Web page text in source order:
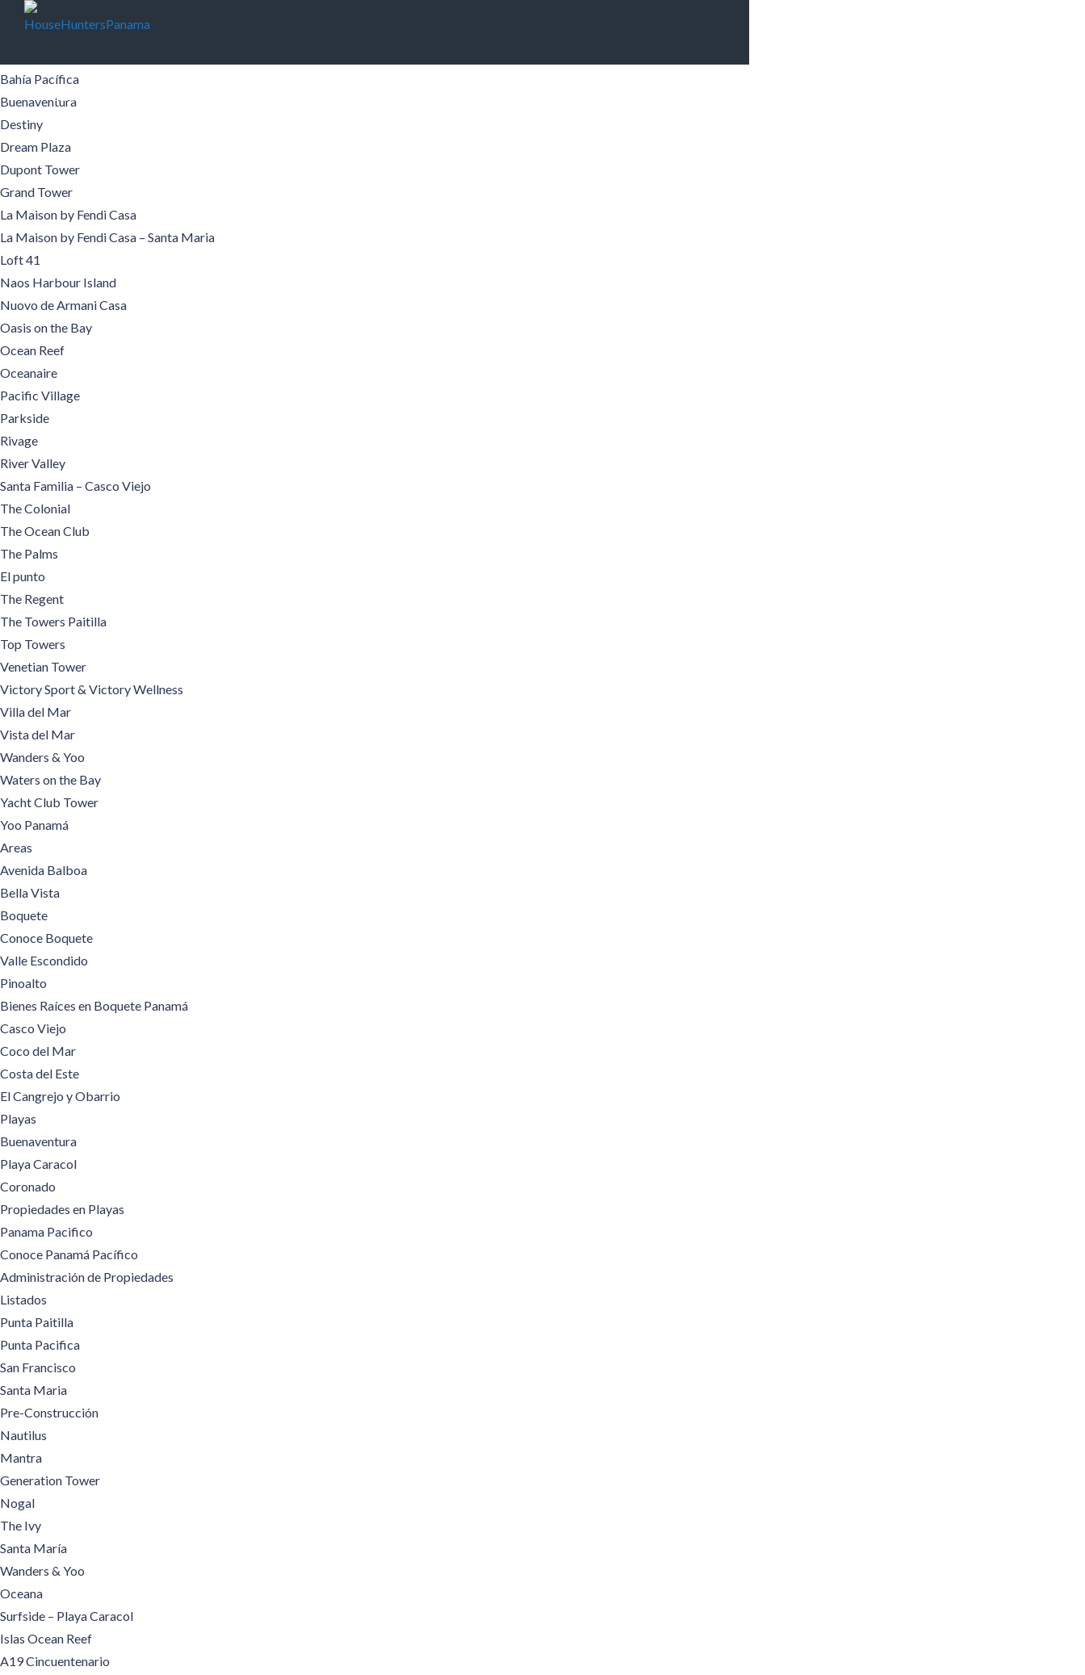
Edificios
Edificios
Aqualina
Bahía Pacífica
Buenaventura
Destiny
Dream Plaza
Dupont Tower
Grand Tower
La Maison by Fendi Casa
La Maison by Fendi Casa – Santa Maria
Loft 41
Naos Harbour Island
Nuovo de Armani Casa
Oasis on the Bay
Ocean Reef
Oceanaire
Pacific Village
Parkside
Rivage
River Valley
Santa Familia – Casco Viejo
The Colonial
The Ocean Club
The Palms
El punto
The Regent
The Towers Paitilla
Top Towers
Venetian Tower
Victory Sport & Victory Wellness
Villa del Mar
Vista del Mar
Wanders & Yoo
Waters on the Bay
Yacht Club Tower
Yoo Panamá
Areas
Avenida Balboa
Bella Vista
Boquete
Conoce Boquete
Valle Escondido
Pinoalto
Bienes Raíces en Boquete Panamá
Casco Viejo
Coco del Mar
Costa del Este
El Cangrejo y Obarrio
Playas
Buenaventura
Playa Caracol
Coronado
Propiedades en Playas
Panama Pacifico
Conoce Panamá Pacífico
Administración de Propiedades
Listados
Punta Paitilla
Punta Pacifica
San Francisco
Santa Maria
Pre-Construcción
Nautilus
Mantra
Generation Tower
Nogal
The Ivy
Santa María
Wanders & Yoo
Oceana
Surfside – Playa Caracol
Islas Ocean Reef
A19 Cincuentenario